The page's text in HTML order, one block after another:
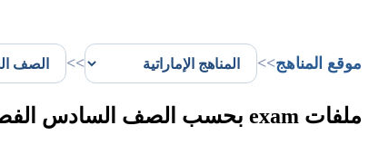
موقع المناهج>>
>>
ملفات exam بحسب الصف السادس الفصل الأول في الإمارات